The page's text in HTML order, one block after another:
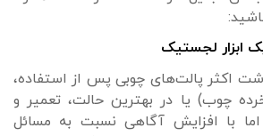
ابزار لجستیک
اکثر پالت‌های چوبی پس از استفاده،
چوب) یا در بهترین حالت، تعمیر و
اما با افزایش آگاهی نسبت به مسائل